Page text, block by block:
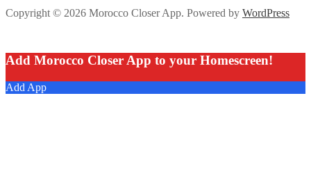
Copyright © 2026 Morocco Closer App. Powered by WordPress
Add Morocco Closer App to your Homescreen!
Add App